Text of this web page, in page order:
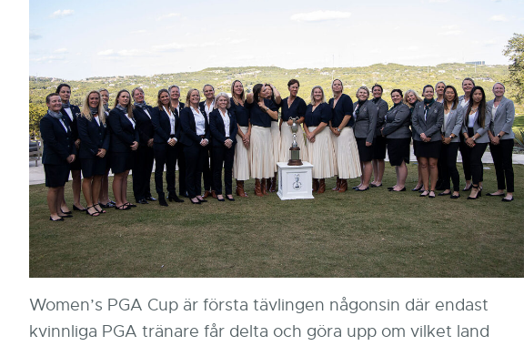
Women’s PGA Cup är första tävlingen någonsin där endast
kvinnliga PGA tränare får delta och göra upp om vilket land